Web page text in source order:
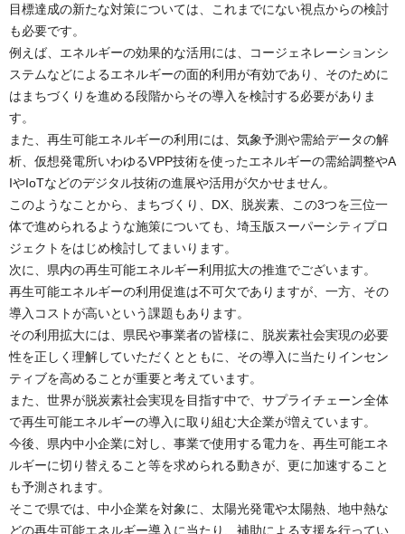
目標達成の新たな対策については、これまでにない視点からの検討
も必要です。
例えば、エネルギーの効果的な活用には、コージェネレーションシ
ステムなどによるエネルギーの面的利用が有効であり、そのために
はまちづくりを進める段階からその導入を検討する必要がありま
す。
また、再生可能エネルギーの利用には、気象予測や需給データの解
析、仮想発電所いわゆるVPP技術を使ったエネルギーの需給調整やA
IやIoTなどのデジタル技術の進展や活用が欠かせません。
このようなことから、まちづくり、DX、脱炭素、この3つを三位一
体で進められるような施策についても、埼玉版スーパーシティプロ
ジェクトをはじめ検討してまいります。
次に、県内の再生可能エネルギー利用拡大の推進でございます。
再生可能エネルギーの利用促進は不可欠でありますが、一方、その
導入コストが高いという課題もあります。
その利用拡大には、県民や事業者の皆様に、脱炭素社会実現の必要
性を正しく理解していただくとともに、その導入に当たりインセン
ティブを高めることが重要と考えています。
また、世界が脱炭素社会実現を目指す中で、サプライチェーン全体
で再生可能エネルギーの導入に取り組む大企業が増えています。
今後、県内中小企業に対し、事業で使用する電力を、再生可能エネ
ルギーに切り替えること等を求められる動きが、更に加速すること
も予測されます。
そこで県では、中小企業を対象に、太陽光発電や太陽熱、地中熱な
どの再生可能エネルギー導入に当たり、補助による支援を行ってい